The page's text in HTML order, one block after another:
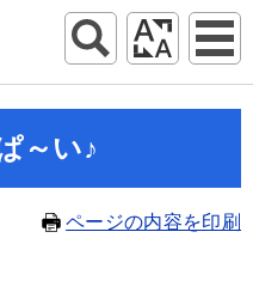
～い♪
ページの内容を印刷